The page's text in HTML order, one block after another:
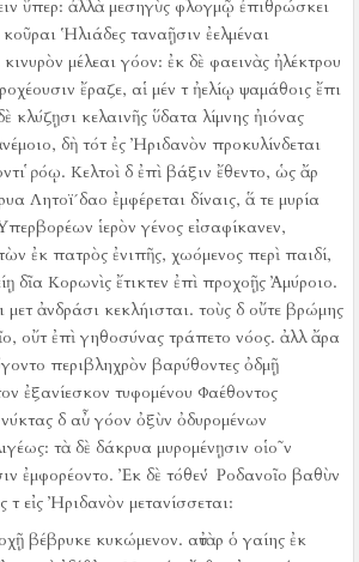
ὕπερ: ἀλλὰ μεσηγὺς φλογμῷ ἐπιθρώσκει
κοῦραι Ἡλιάδες ταναῇσιν ἐελμέναι
κινυρὸν μέλεαι γόον: ἐκ δὲ φαεινὰς ἠλέκτρου
ἔραζε, αἱ μέν τ ἠελίῳ ψαμάθοις ἔπι
κλύζῃσι κελαινῆς ὕδατα λίμνης ἠιόνας
δὴ τότ ἐς Ἠριδανὸν προκυλίνδεται
ῥόῳ. Κελτοὶ δ ἐπὶ βάξιν ἔθεντο, ὡς ἄρ
Λητοϊ´δαο ἐμφέρεται δίναις, ἅ τε μυρία
ἱερὸν γένος εἰσαφίκανεν,
ἐκ πατρὸς ἐνιπῆς, χωόμενος περὶ παιδί,
δῖα Κορωνὶς ἔτικτεν ἐπὶ προχοῇς Ἀμύροιο.
μετ ἀνδράσι κεκλήισται. τοὺς δ οὔτε βρώμης
οὔτ ἐπὶ γηθοσύνας τράπετο νόος. ἀλλ ἄρα
περιβληχρὸν βαρύθοντες ὀδμῇ
ἐξανίεσκον τυφομένου Φαέθοντος
νύκτας δ αὖ γόον ὀξὺν ὀδυρομένων
τὰ δὲ δάκρυα μυρομένῃσιν οἱο῀ν
ἐμφορέοντο. Ἐκ δὲ τόθεν Ῥοδανοῖο βαθὺν
εἰς Ἠριδανὸν μετανίσσεται:
βέβρυκε κυκώμενον. αὐτὰρ ὁ γαίης ἐκ